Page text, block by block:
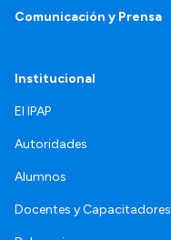
Comunicación y Prensa
Institucional
El IPAP
Autoridades
Alumnos
Docentes y Capacitadores